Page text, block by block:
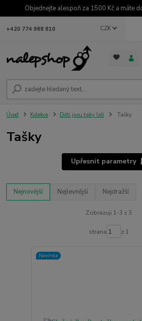
Objednejte alespoň za 1500 Kč a máte
CZK
+420 774 988 810
Úvod Kolekce Děti jsou taky lidi Tašky
Tašky
Upřesnit parametry
Nejnovější Nejlevnější Nejdražší
Zobrazuji 1-3 z 3
strana z 1
Novinka